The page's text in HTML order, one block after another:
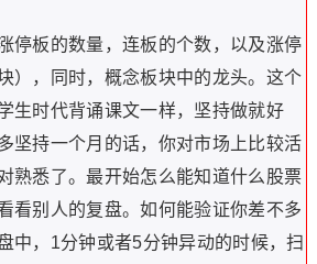
停板的数量，连板的个数，以及涨停
），同时，概念板块中的龙头。这个
生时代背诵课文一样，坚持做就好
坚持一个月的话，你对市场上比较活
熟悉了。最开始怎么能知道什么股票
看别人的复盘。如何能验证你差不多
中，
1分钟或者5分钟异动的时候，扫